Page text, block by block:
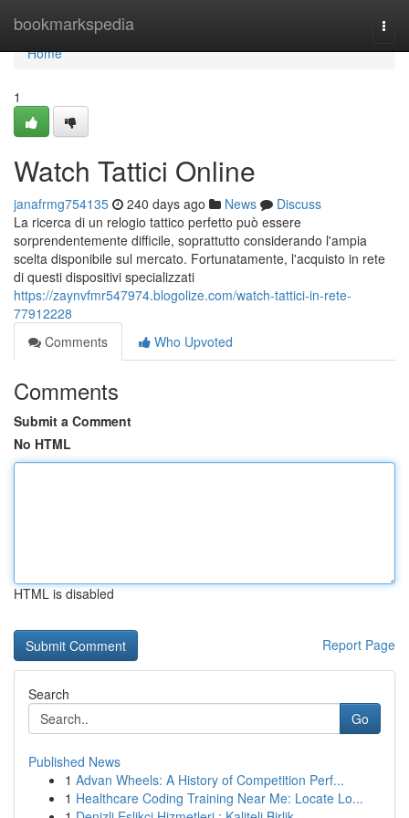
bookmarkspedia
Home
Home
1
Watch Tattici Online
janafrmg754135 240 days ago News
Discuss
La ricerca di un relogio tattico perfetto può essere
sorprendentemente difficile, soprattutto considerando l'ampia
scelta disponibile sul mercato. Fortunatamente, l'acquisto in rete
di questi dispositivi specializzati
https://zaynvfmr547974.blogolize.com/watch-tattici-in-rete-
77912228
Comments
Who Upvoted
Comments
Submit a Comment
No HTML
HTML is disabled
Report Page
Search
Go
Published News
1 Advan Wheels: A History of Competition Perf...
1 Healthcare Coding Training Near Me: Locate Lo...